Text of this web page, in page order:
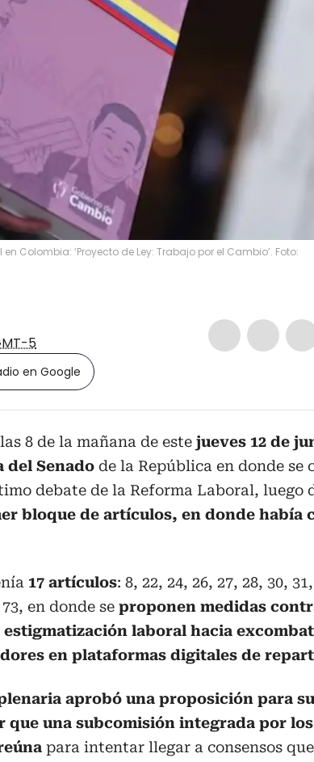
Colombia: ‘Proyecto de Ley: Trabajo por el Cambio’. Foto:
5
en Google
8 de la mañana de este jueves 12 de
del Senado de la República en donde se
debate de la Reforma Laboral, luego
bloque de artículos, en donde había
17 artículos: 8, 22, 24, 26, 27, 28, 30,
en donde se proponen medidas
laboral hacia
en plataformas digitales de
aprobó una proposición para
que una subcomisión integrada por
para intentar llegar a consensos